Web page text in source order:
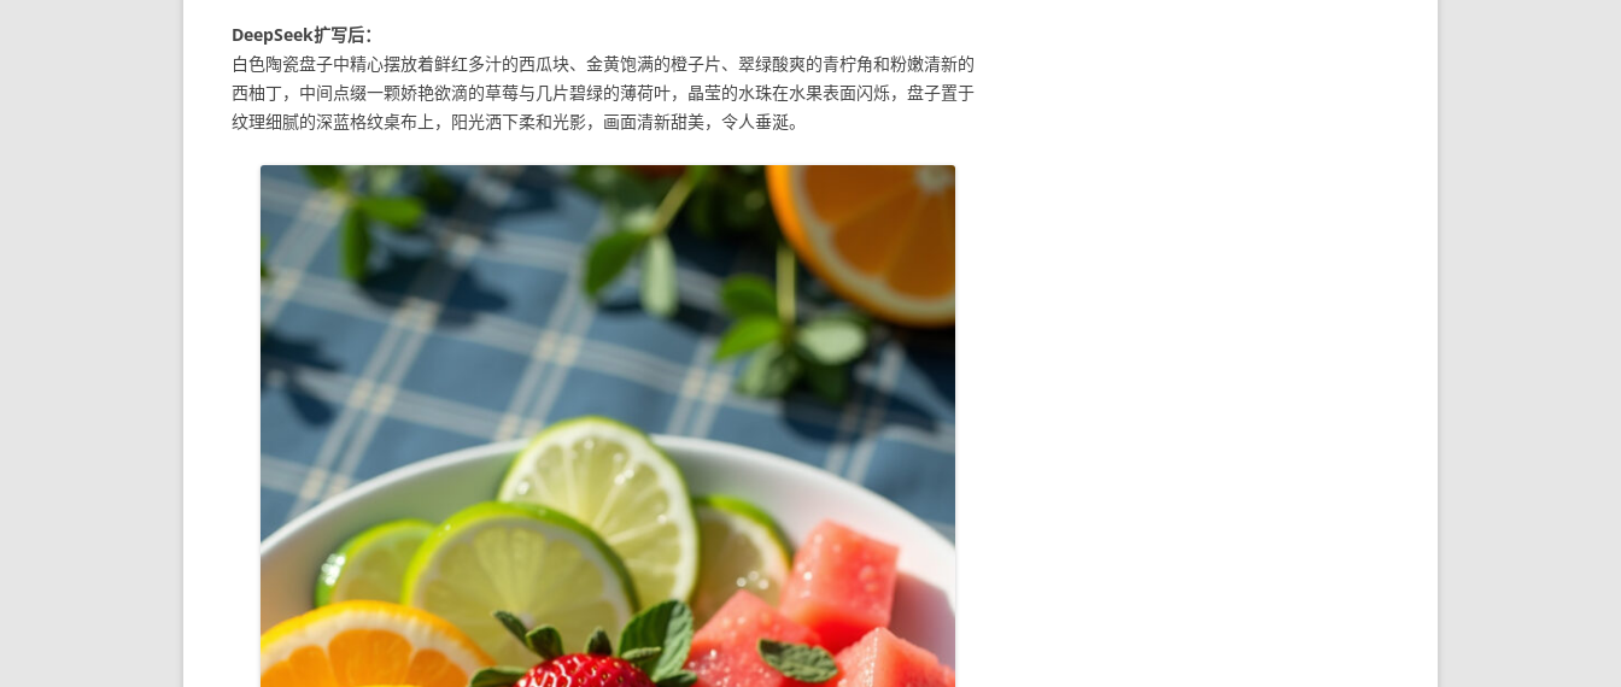
DeepSeek扩写后：
白色陶瓷盘子中精心摆放着鲜红多汁的西瓜块、金黄饱满的橙子片、翠绿酸爽的青柠角和粉嫩清新的
西柚丁，中间点缀一颗娇艳欲滴的草莓与几片碧绿的薄荷叶，晶莹的水珠在水果表面闪烁，盘子置于
纹理细腻的深蓝格纹桌布上，阳光洒下柔和光影，画面清新甜美，令人垂涎。